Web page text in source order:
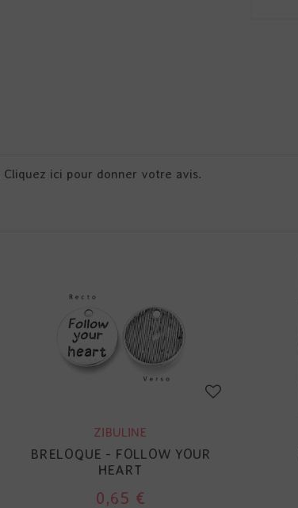
Cliquez ici pour donner votre avis.
ZIBULINE
BRELOQUE - FOLLOW YOUR
HEART
0,65 €